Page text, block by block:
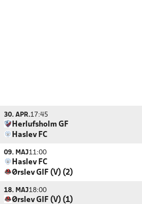
30. APR.17:45
Herlufsholm GF
Haslev FC
09. MAJ11:00
Haslev FC
Ørslev GIF (V) (2)
18. MAJ18:00
Ørslev GIF (V) (1)